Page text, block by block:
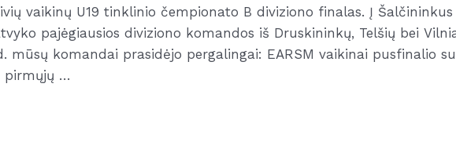
vaikinų U19 tinklinio čempionato B diviziono finalas. Į
pajėgiausios diviziono komandos iš Druskininkų, Telšių bei
mūsų komandai prasidėjo pergalingai: EARSM vaikinai pusfinalio
pirmųjų …